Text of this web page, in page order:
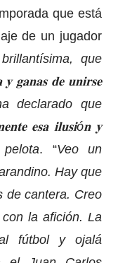
que está
de un jugador
que
𝐠𝐚𝐧𝐚𝐬 𝐝𝐞 𝐮𝐧𝐢𝐫𝐬𝐞
declarado que
𝐞𝐬𝐚 𝐢𝐥𝐮𝐬𝐢ó𝐧 𝐲
. “Veo un
Hay que
de cantera. Creo
la afición. La
fútbol y ojalá